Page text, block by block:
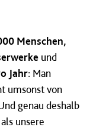
Menschen,
und
Jahr: Man
umsonst von
genau deshalb
unsere